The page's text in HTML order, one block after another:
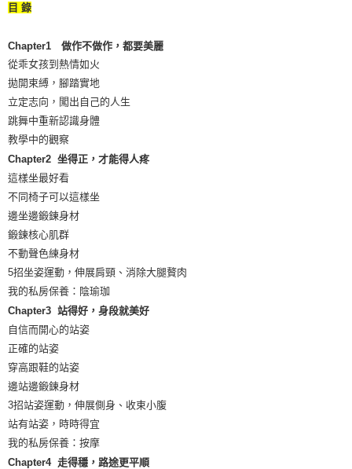
目 錄
Chapter1 做作不做作，都要美麗
從乖女孩到熱情如火
拋開束縛，腳踏實地
立定志向，闖出自己的人生
跳舞中重新認識身體
教學中的觀察
Chapter2 坐得正，才能得人疼
這樣坐最好看
不同椅子可以這樣坐
邊坐邊鍛鍊身材
鍛鍊核心肌群
不動聲色練身材
5招坐姿運動，伸展肩頸、消除大腿贅肉
我的私房保養：陰瑜珈
Chapter3 站得好，身段就美好
自信而開心的站姿
正確的站姿
穿高跟鞋的站姿
邊站邊鍛鍊身材
3招站姿運動，伸展側身、收束小腹
站有站姿，時時得宜
我的私房保養：按摩
Chapter4 走得穩，路途更平順